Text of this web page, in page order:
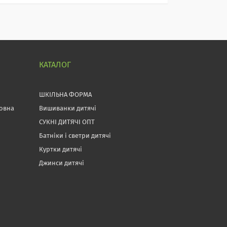
КАТАЛОГ
ШКІЛЬНА ФОРМА
Вишиванки дитячі
СУКНІ ДИТЯЧІ ОПТ
Батніки і светри дитячі
Куртки дитячі
Джинси дитячі